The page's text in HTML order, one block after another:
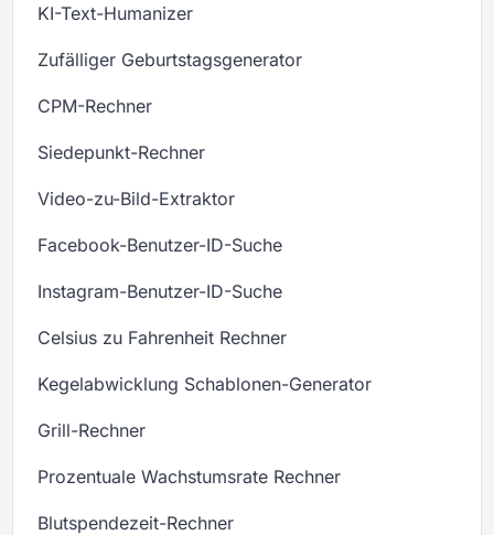
KI-Text-Humanizer
Zufälliger Geburtstagsgenerator
CPM-Rechner
Siedepunkt-Rechner
Video-zu-Bild-Extraktor
Facebook-Benutzer-ID-Suche
Instagram-Benutzer-ID-Suche
Celsius zu Fahrenheit Rechner
Kegelabwicklung Schablonen-Generator
Grill-Rechner
Prozentuale Wachstumsrate Rechner
Blutspendezeit-Rechner